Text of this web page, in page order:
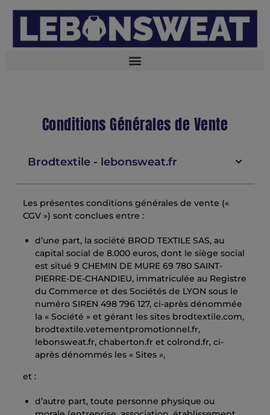
Conditions Générales de Vente
Brodtextile - lebonsweat.fr
Les présentes conditions générales de vente («
CGV ») sont conclues entre :
d’une part, la société BROD TEXTILE SAS, au
capital social de 8.000 euros, dont le siège social
est situé 9 CHEMIN DE MURE 69 780 SAINT-
PIERRE-DE-CHANDIEU, immatriculée au Registre
du Commerce et des Sociétés de LYON sous le
numéro SIREN 498 796 127, ci-après dénommée
la « Société » et gérant les sites brodtextile.com,
brodtextile.vetementpromotionnel.fr,
lebonsweat.fr, chaberton.fr et colrond.fr, ci-
après dénommés les « Sites »,
et :
d’autre part, toute personne physique ou